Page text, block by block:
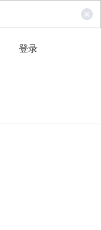
登录